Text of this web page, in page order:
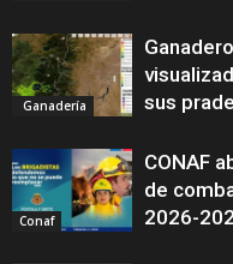
Ganadería
sus
Conaf
CONAF
de
2026-